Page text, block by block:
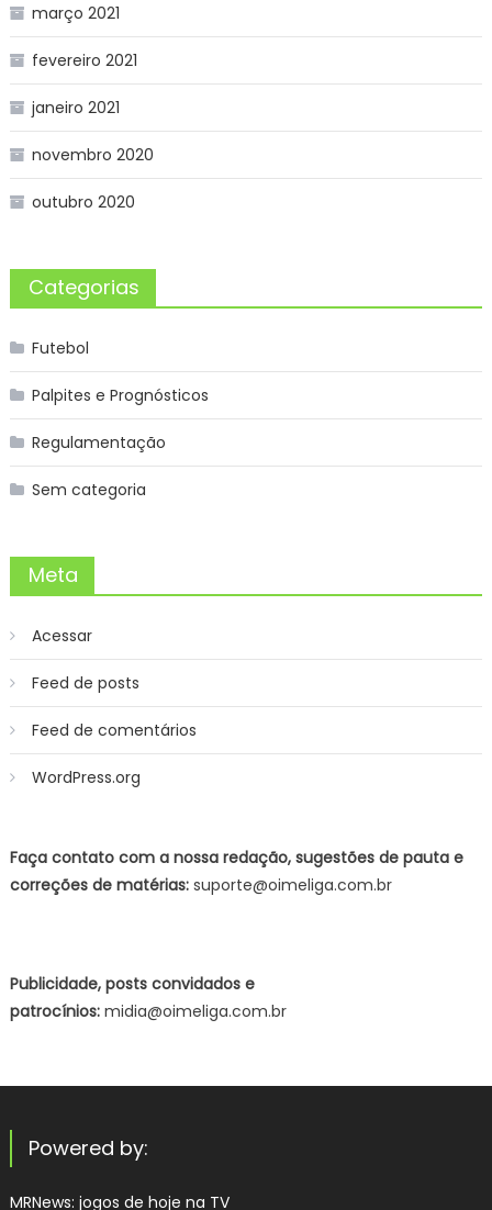
março 2021
fevereiro 2021
janeiro 2021
novembro 2020
outubro 2020
Categorias
Futebol
Palpites e Prognósticos
Regulamentação
Sem categoria
Meta
Acessar
Feed de posts
Feed de comentários
WordPress.org
Faça contato com a nossa redação, sugestões de pauta e
correções de matérias:suporte@oimeliga.com.br
Publicidade, posts convidados e
patrocínios:midia@oimeliga.com.br
Powered by:
MRNews: jogos de hoje na TV